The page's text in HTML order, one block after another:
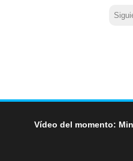
Vídeo del momento: